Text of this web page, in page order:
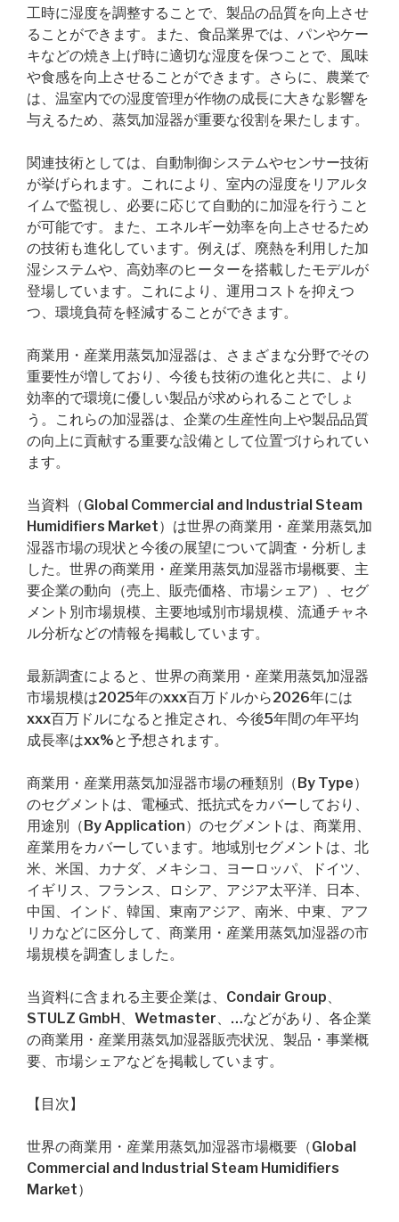
工時に湿度を調整することで、製品の品質を向上させ
ることができます。また、食品業界では、パンやケー
キなどの焼き上げ時に適切な湿度を保つことで、風味
や食感を向上させることができます。さらに、農業で
は、温室内での湿度管理が作物の成長に大きな影響を
与えるため、蒸気加湿器が重要な役割を果たします。
関連技術としては、自動制御システムやセンサー技術
が挙げられます。これにより、室内の湿度をリアルタ
イムで監視し、必要に応じて自動的に加湿を行うこと
が可能です。また、エネルギー効率を向上させるため
の技術も進化しています。例えば、廃熱を利用した加
湿システムや、高効率のヒーターを搭載したモデルが
登場しています。これにより、運用コストを抑えつ
つ、環境負荷を軽減することができます。
商業用・産業用蒸気加湿器は、さまざまな分野でその
重要性が増しており、今後も技術の進化と共に、より
効率的で環境に優しい製品が求められることでしょ
う。これらの加湿器は、企業の生産性向上や製品品質
の向上に貢献する重要な設備として位置づけられてい
ます。
当資料（Global Commercial and Industrial Steam
Humidifiers Market）は世界の商業用・産業用蒸気加
湿器市場の現状と今後の展望について調査・分析しま
した。世界の商業用・産業用蒸気加湿器市場概要、主
要企業の動向（売上、販売価格、市場シェア）、セグ
メント別市場規模、主要地域別市場規模、流通チャネ
ル分析などの情報を掲載しています。
最新調査によると、世界の商業用・産業用蒸気加湿器
市場規模は2025年のxxx百万ドルから2026年には
xxx百万ドルになると推定され、今後5年間の年平均
成長率はxx%と予想されます。
商業用・産業用蒸気加湿器市場の種類別（By Type）
のセグメントは、電極式、抵抗式をカバーしており、
用途別（By Application）のセグメントは、商業用、
産業用をカバーしています。地域別セグメントは、北
米、米国、カナダ、メキシコ、ヨーロッパ、ドイツ、
イギリス、フランス、ロシア、アジア太平洋、日本、
中国、インド、韓国、東南アジア、南米、中東、アフ
リカなどに区分して、商業用・産業用蒸気加湿器の市
場規模を調査しました。
当資料に含まれる主要企業は、Condair Group、
STULZ GmbH、Wetmaster、…などがあり、各企業
の商業用・産業用蒸気加湿器販売状況、製品・事業概
要、市場シェアなどを掲載しています。
【目次】
世界の商業用・産業用蒸気加湿器市場概要（Global
Commercial and Industrial Steam Humidifiers
Market）